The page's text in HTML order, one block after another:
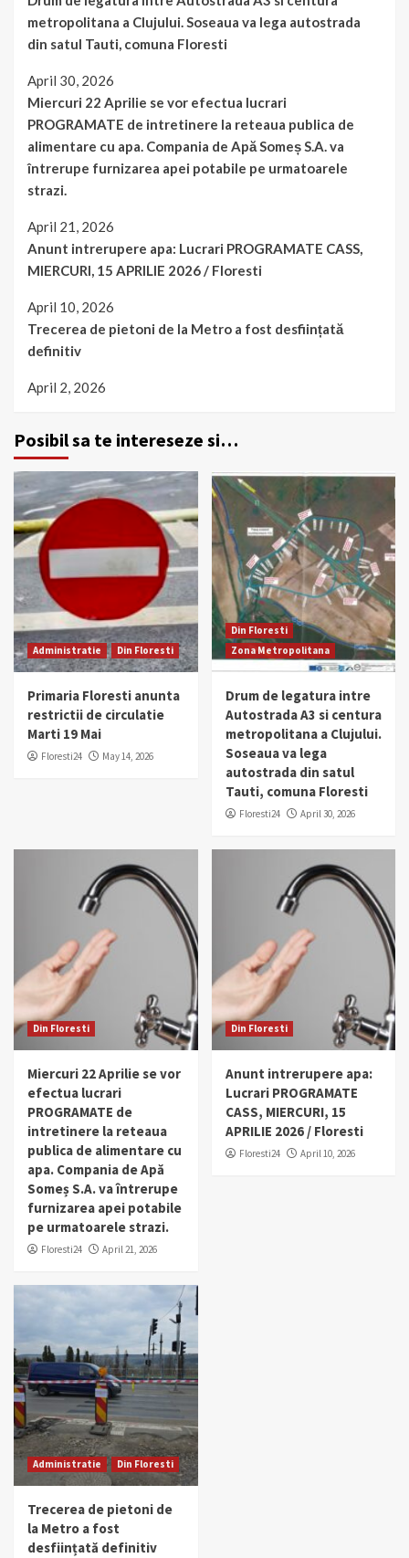
metropolitana a Clujului. Soseaua va lega autostrada
din satul Tauti, comuna Floresti
April 30, 2026
Miercuri 22 Aprilie se vor efectua lucrari
PROGRAMATE de intretinere la reteaua publica de
alimentare cu apa. Compania de Apă Someș S.A. va
întrerupe furnizarea apei potabile pe urmatoarele
strazi.
April 21, 2026
Anunt intrerupere apa: Lucrari PROGRAMATE CASS,
MIERCURI, 15 APRILIE 2026 / Floresti
April 10, 2026
Trecerea de pietoni de la Metro a fost desființată
definitiv
April 2, 2026
Posibil sa te intereseze si…
Administratie Din Floresti
Primaria Floresti anunta
restrictii de circulatie
Marti 19 Mai
Floresti24 May 14, 2026
Din Floresti
Zona Metropolitana
Drum de legatura intre
Autostrada A3 si centura
metropolitana a Clujului.
Soseaua va lega
autostrada din satul
Tauti, comuna Floresti
Floresti24 April 30, 2026
Din Floresti
Miercuri 22 Aprilie se vor
efectua lucrari
PROGRAMATE de
intretinere la reteaua
publica de alimentare cu
apa. Compania de Apă
Someș S.A. va întrerupe
furnizarea apei potabile
pe urmatoarele strazi.
Floresti24 April 21, 2026
Din Floresti
Anunt intrerupere apa:
Lucrari PROGRAMATE
CASS, MIERCURI, 15
APRILIE 2026 / Floresti
Floresti24 April 10, 2026
Administratie Din Floresti
Trecerea de pietoni de
la Metro a fost
desființată definitiv